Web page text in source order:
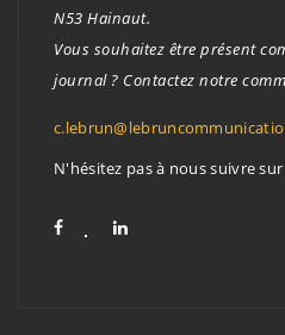
N53 Hainaut.
Vous souhaitez être présent
journal ? Contactez notre
N'hésitez pas à nous suivre